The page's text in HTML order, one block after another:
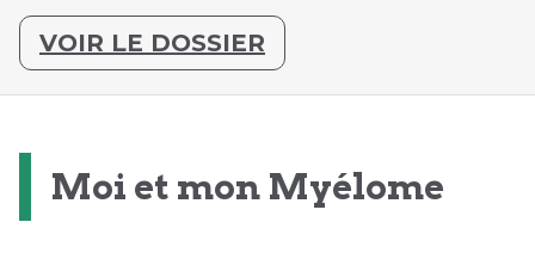
VOIR LE DOSSIER
Moi et mon Myélome